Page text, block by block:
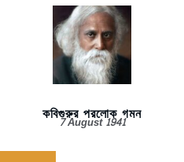
কবিগুরুর পরলোক গমন
7 August 1941